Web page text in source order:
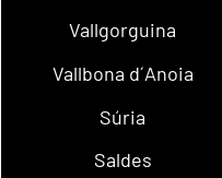
Vallgorguina
Vallbona d´Anoia
Súria
Saldes